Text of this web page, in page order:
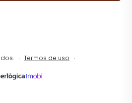
sua visita. Uma oportunidade
negócio em um endereço
· Termos de uso ·